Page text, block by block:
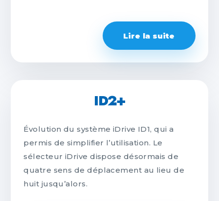
Lire la suite
ID2+
Évolution du système iDrive ID1, qui a
permis de simplifier l’utilisation. Le
sélecteur iDrive dispose désormais de
quatre sens de déplacement au lieu de
huit jusqu’alors.